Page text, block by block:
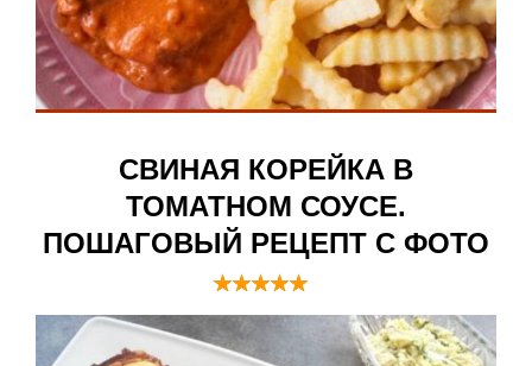
СВИНАЯ КОРЕЙКА В
ТОМАТНОМ СОУСЕ.
ПОШАГОВЫЙ РЕЦЕПТ С ФОТО